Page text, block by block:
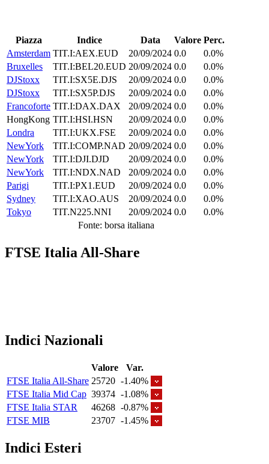
Piazza Indice Data Valore Perc.
Amsterdam TIT.I:AEX.EUD 20/09/2024 0.0
0.0%
Bruxelles
TIT.I:BEL20.EUD 20/09/2024 0.0
0.0%
DJStoxx
TIT.I:SX5E.DJS 20/09/2024 0.0
0.0%
DJStoxx
TIT.I:SX5P.DJS 20/09/2024 0.0
0.0%
Francoforte TIT.I:DAX.DAX 20/09/2024 0.0
0.0%
HongKong TIT.I:HSI.HSN 20/09/2024 0.0
0.0%
Londra
TIT.I:UKX.FSE 20/09/2024 0.0
0.0%
NewYork
TIT.I:COMP.NAD 20/09/2024 0.0
0.0%
NewYork
TIT.I:DJI.DJD 20/09/2024 0.0
0.0%
NewYork
TIT.I:NDX.NAD 20/09/2024 0.0
0.0%
Parigi
TIT.I:PX1.EUD 20/09/2024 0.0
0.0%
Sydney
TIT.I:XAO.AUS 20/09/2024 0.0
0.0%
Tokyo
TIT.N225.NNI 20/09/2024 0.0
0.0%
Fonte: borsa italiana
FTSE Italia All-Share
Indici Nazionali
Valore
Var.
FTSE Italia All-Share 25720 -1.40%
FTSE Italia Mid Cap 39374 -1.08%
FTSE Italia STAR
46268 -0.87%
FTSE MIB
23707 -1.45%
Indici Esteri